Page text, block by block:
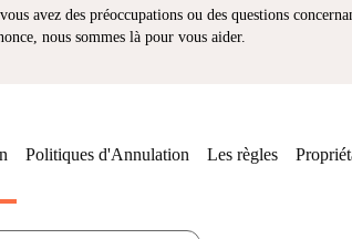
avez des préoccupations ou des questions
nous sommes là pour vous aider.
Politiques d'Annulation Les règles